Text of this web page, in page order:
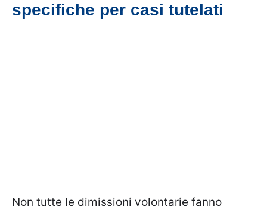
specifiche per casi tutelati
Non tutte le dimissioni volontarie fanno